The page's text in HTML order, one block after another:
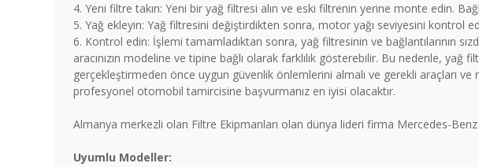
4. Yeni filtre takın: Yeni bir yağ filtresi alın ve eski filtrenin yerine monte edin.
5. Yağ ekleyin: Yağ filtresini değiştirdikten sonra, motor yağı seviyesini kontrol
6. Kontrol edin: İşlemi tamamladıktan sonra, yağ filtresinin ve bağlantılarının
aracınızın modeline ve tipine bağlı olarak farklılık gösterebilir. Bu nedenle, yağ
gerçekleştirmeden önce uygun güvenlik önlemlerini almalı ve gerekli araçları
profesyonel otomobil tamircisine başvurmanız en iyisi olacaktır.
Almanya merkezli olan Filtre Ekipmanları olan dünya lideri firma Mercedes-
Uyumlu Modeller: